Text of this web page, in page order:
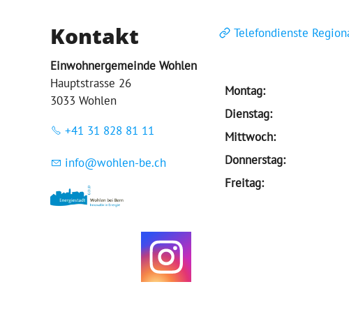
Kontakt
Einwohnergemeinde Wohlen
Hauptstrasse 26
3033 Wohlen
+41 31 828 81 11
nf w hl n-b ch
Telefondienste
Montag:
Dienstag:
Mittwoch:
Donnerstag:
Freitag: